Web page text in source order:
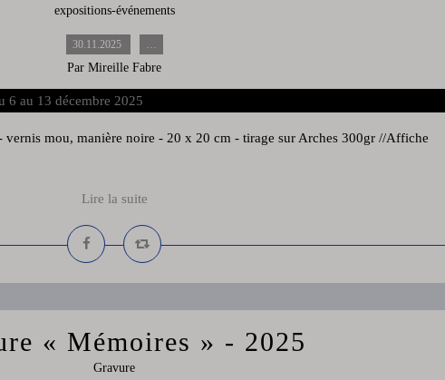
expositions-événements
30.11.2025 …
Par Mireille Fabre
mou, manière noire - 20 x 20 cm - tirage sur Arches 300gr //Affiche
Lire la suite
« Mémoires » - 2025
Gravure